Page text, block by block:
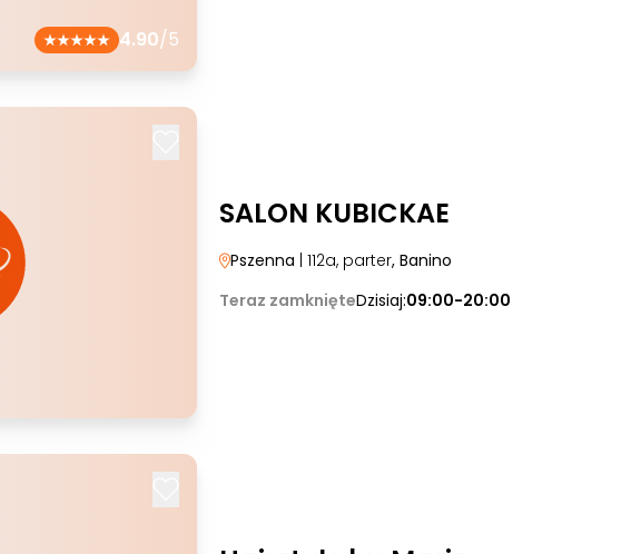
4.90/5
SALON KUBICKAE
Pszenna | 112a, parter, Banino
Teraz zamknięteDzisiaj:09:00-20:00